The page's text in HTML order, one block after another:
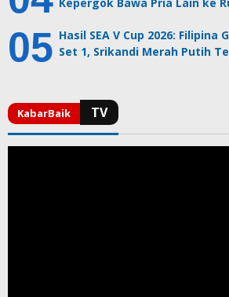
Hasil SEA V Cup 2026: Filipina
Set 1, Srikandi Merah Putih